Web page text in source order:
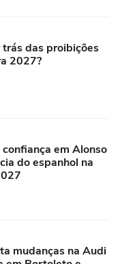
das proibições
2027?
em Alonso
do espanhol na
mudanças na Audi